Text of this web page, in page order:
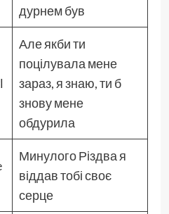
дурнем був
Але якби ти
поцілувала мене
зараз, я знаю, ти б
знову мене
обдурила
Минулого Різдва я
віддав тобі своє
серце